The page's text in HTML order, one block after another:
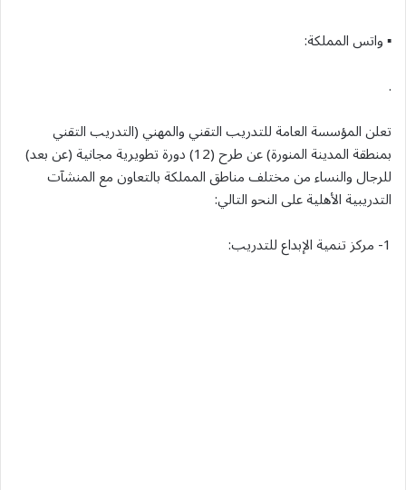
▪︎ واتس المملكة:
.
تعلن المؤسسة العامة للتدريب التقني والمهني (التدريب التقني
بمنطقة المدينة المنورة) عن طرح (12) دورة تطويرية مجانية (عن بعد)
للرجال والنساء من مختلف مناطق المملكة بالتعاون مع المنشآت
التدريبية الأهلية على النحو التالي:
1- مركز تنمية الإبداع للتدريب: